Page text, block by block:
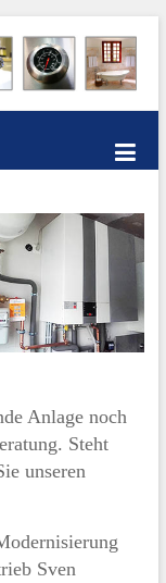
Anlage noch
Steht
unseren
Sven